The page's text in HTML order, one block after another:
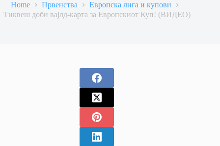
Home Првенства
Европска лига и купови
Тиквеш доби вајлд-карта за Европскиот Куп! (ВИДЕО)